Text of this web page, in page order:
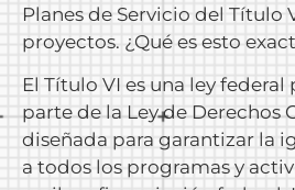
Planes de Servicio del Título
proyectos. ¿Qué es esto
El Título VI es una ley
parte de la Ley de Derechos
diseñada para garantizar la
a todos los programas y